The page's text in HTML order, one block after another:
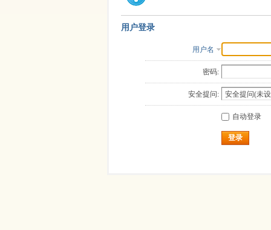
用户登录
用户名
密码:
安全提问:
自动登录
登录